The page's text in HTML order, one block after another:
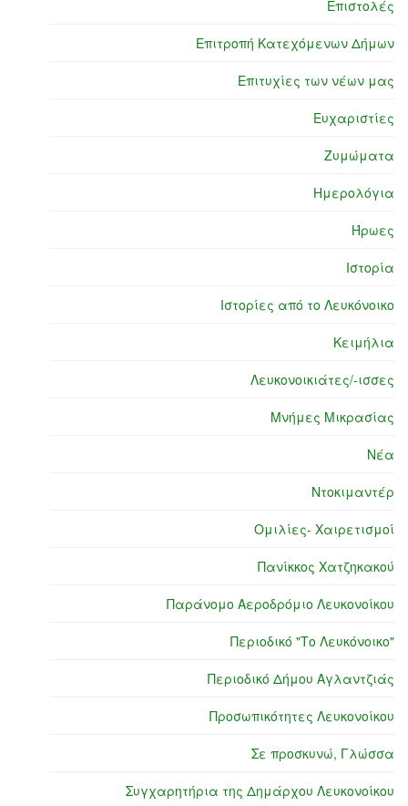
Επιστολές
Επιτροπή Κατεχόμενων Δήμων
Επιτυχίες των νέων μας
Ευχαριστίες
Ζυμώματα
Ημερολόγια
Ήρωες
Ιστορία
Ιστορίες από το Λευκόνοικο
Κειμήλια
Λευκονοικιάτες/-ισσες
Μνήμες Μικρασίας
Νέα
Ντοκιμαντέρ
Ομιλίες- Χαιρετισμοί
Πανίκκος Χατζηκακού
Παράνομο Αεροδρόμιο Λευκονοίκου
Περιοδικό "Το Λευκόνοικο"
Περιοδικό Δήμου Αγλαντζιάς
Προσωπικότητες Λευκονοίκου
Σε προσκυνώ, Γλώσσα
Συγχαρητήρια της Δημάρχου Λευκονοίκου